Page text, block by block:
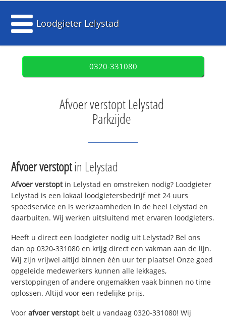
Loodgieter Lelystad
0320-331080
Afvoer verstopt Lelystad
Parkzijde
Afvoer verstoptin Lelystad
Afvoer verstoptin Lelystad en omstreken nodig? Loodgieter
Lelystad is een lokaal loodgietersbedrijf met 24 uurs
spoedservice en is werkzaamheden in de heel Lelystad en
daarbuiten. Wij werken uitsluitend met ervaren loodgieters.
Heeft u direct een loodgieter nodig uit Lelystad? Bel ons
dan op 0320-331080 en krijg direct een vakman aan de lijn.
Wij zijn vrijwel altijd binnen één uur ter plaatse! Onze goed
opgeleide medewerkers kunnen alle lekkages,
verstoppingen of andere ongemakken vaak binnen no time
oplossen. Altijd voor een redelijke prijs.
Voorafvoer verstoptbelt u vandaag 0320-331080! Wij